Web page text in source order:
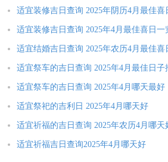
适宜装修吉日查询 2025年阴历4月最佳喜
适宜装修吉日查询 2025年4月最佳喜日一
适宜结婚吉日查询 2025年农历4月最佳喜
适宜祭车的吉日查询 2025年4月最佳日子
适宜祭车的吉日查询 2025年4月哪天最好
适宜祭祀的吉利日 2025年4月哪天好
适宜祈福的吉日查询 2025年农历4月哪天
适宜祈福吉日查询2025年4月哪天好